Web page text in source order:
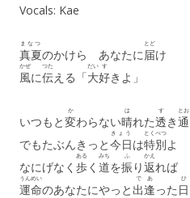
Vocals: Kae
真夏
まなつ
のかけら あなたに届
とど
け
風
かぜ
に伝
つた
える「大
だい
好
す
きよ」
いつもと変
か
わらない晴
は
れた透
す
き通
とお
でもたぶんきっと今日
きょう
は特別
とくべつ
よ
なにげなく 歩
ある
く 道
みち
を振
ふ
り返
かえ
れば
運命
うんめい
のあなたにやっと 出
で
逢
あ
った 日
ひ